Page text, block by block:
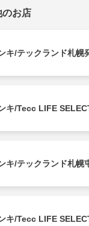
お店
キ/テックランド札幌
キ/Tecc LIFE
キ/テックランド札幌
キ/Tecc LIFE